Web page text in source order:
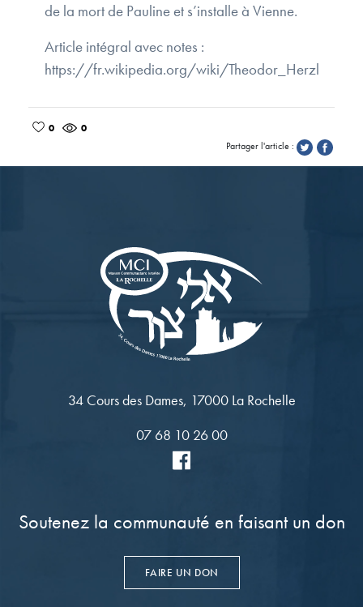
de la mort de Pauline et s’installe à Vienne.
Article intégral avec notes :
https://fr.wikipedia.org/wiki/Theodor_Herzl
0
0
Partager l'article :
34 Cours des Dames, 17000 La Rochelle
07 68 10 26 00
Soutenez la communauté en faisant un don
FAIRE UN DON